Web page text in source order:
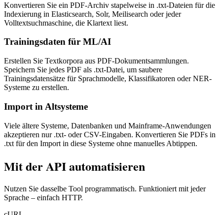
Konvertieren Sie ein PDF-Archiv stapelweise in .txt-Dateien für die
Indexierung in Elasticsearch, Solr, Meilisearch oder jeder
Volltextsuchmaschine, die Klartext liest.
Trainingsdaten für ML/AI
Erstellen Sie Textkorpora aus PDF-Dokumentsammlungen.
Speichern Sie jedes PDF als .txt-Datei, um saubere
Trainingsdatensätze für Sprachmodelle, Klassifikatoren oder NER-
Systeme zu erstellen.
Import in Altsysteme
Viele ältere Systeme, Datenbanken und Mainframe-Anwendungen
akzeptieren nur .txt- oder CSV-Eingaben. Konvertieren Sie PDFs in
.txt für den Import in diese Systeme ohne manuelles Abtippen.
Mit der API automatisieren
Nutzen Sie dasselbe Tool programmatisch. Funktioniert mit jeder
Sprache – einfach HTTP.